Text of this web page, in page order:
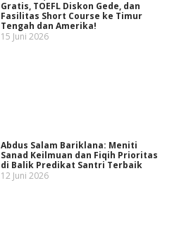
Gratis, TOEFL Diskon Gede, dan
Fasilitas Short Course ke Timur
Tengah dan Amerika!
15 Juni 2026
Abdus Salam Bariklana: Meniti
Sanad Keilmuan dan Fiqih Prioritas
di Balik Predikat Santri Terbaik
12 Juni 2026